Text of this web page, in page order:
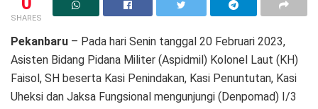
SHARES
Pekanbaru – Pada hari Senin tanggal 20 Februari 2023,
Asisten Bidang Pidana Militer (Aspidmil) Kolonel Laut (KH)
Faisol, SH beserta Kasi Penindakan, Kasi Penuntutan, Kasi
Uheksi dan Jaksa Fungsional mengunjungi (Denpomad) I/3